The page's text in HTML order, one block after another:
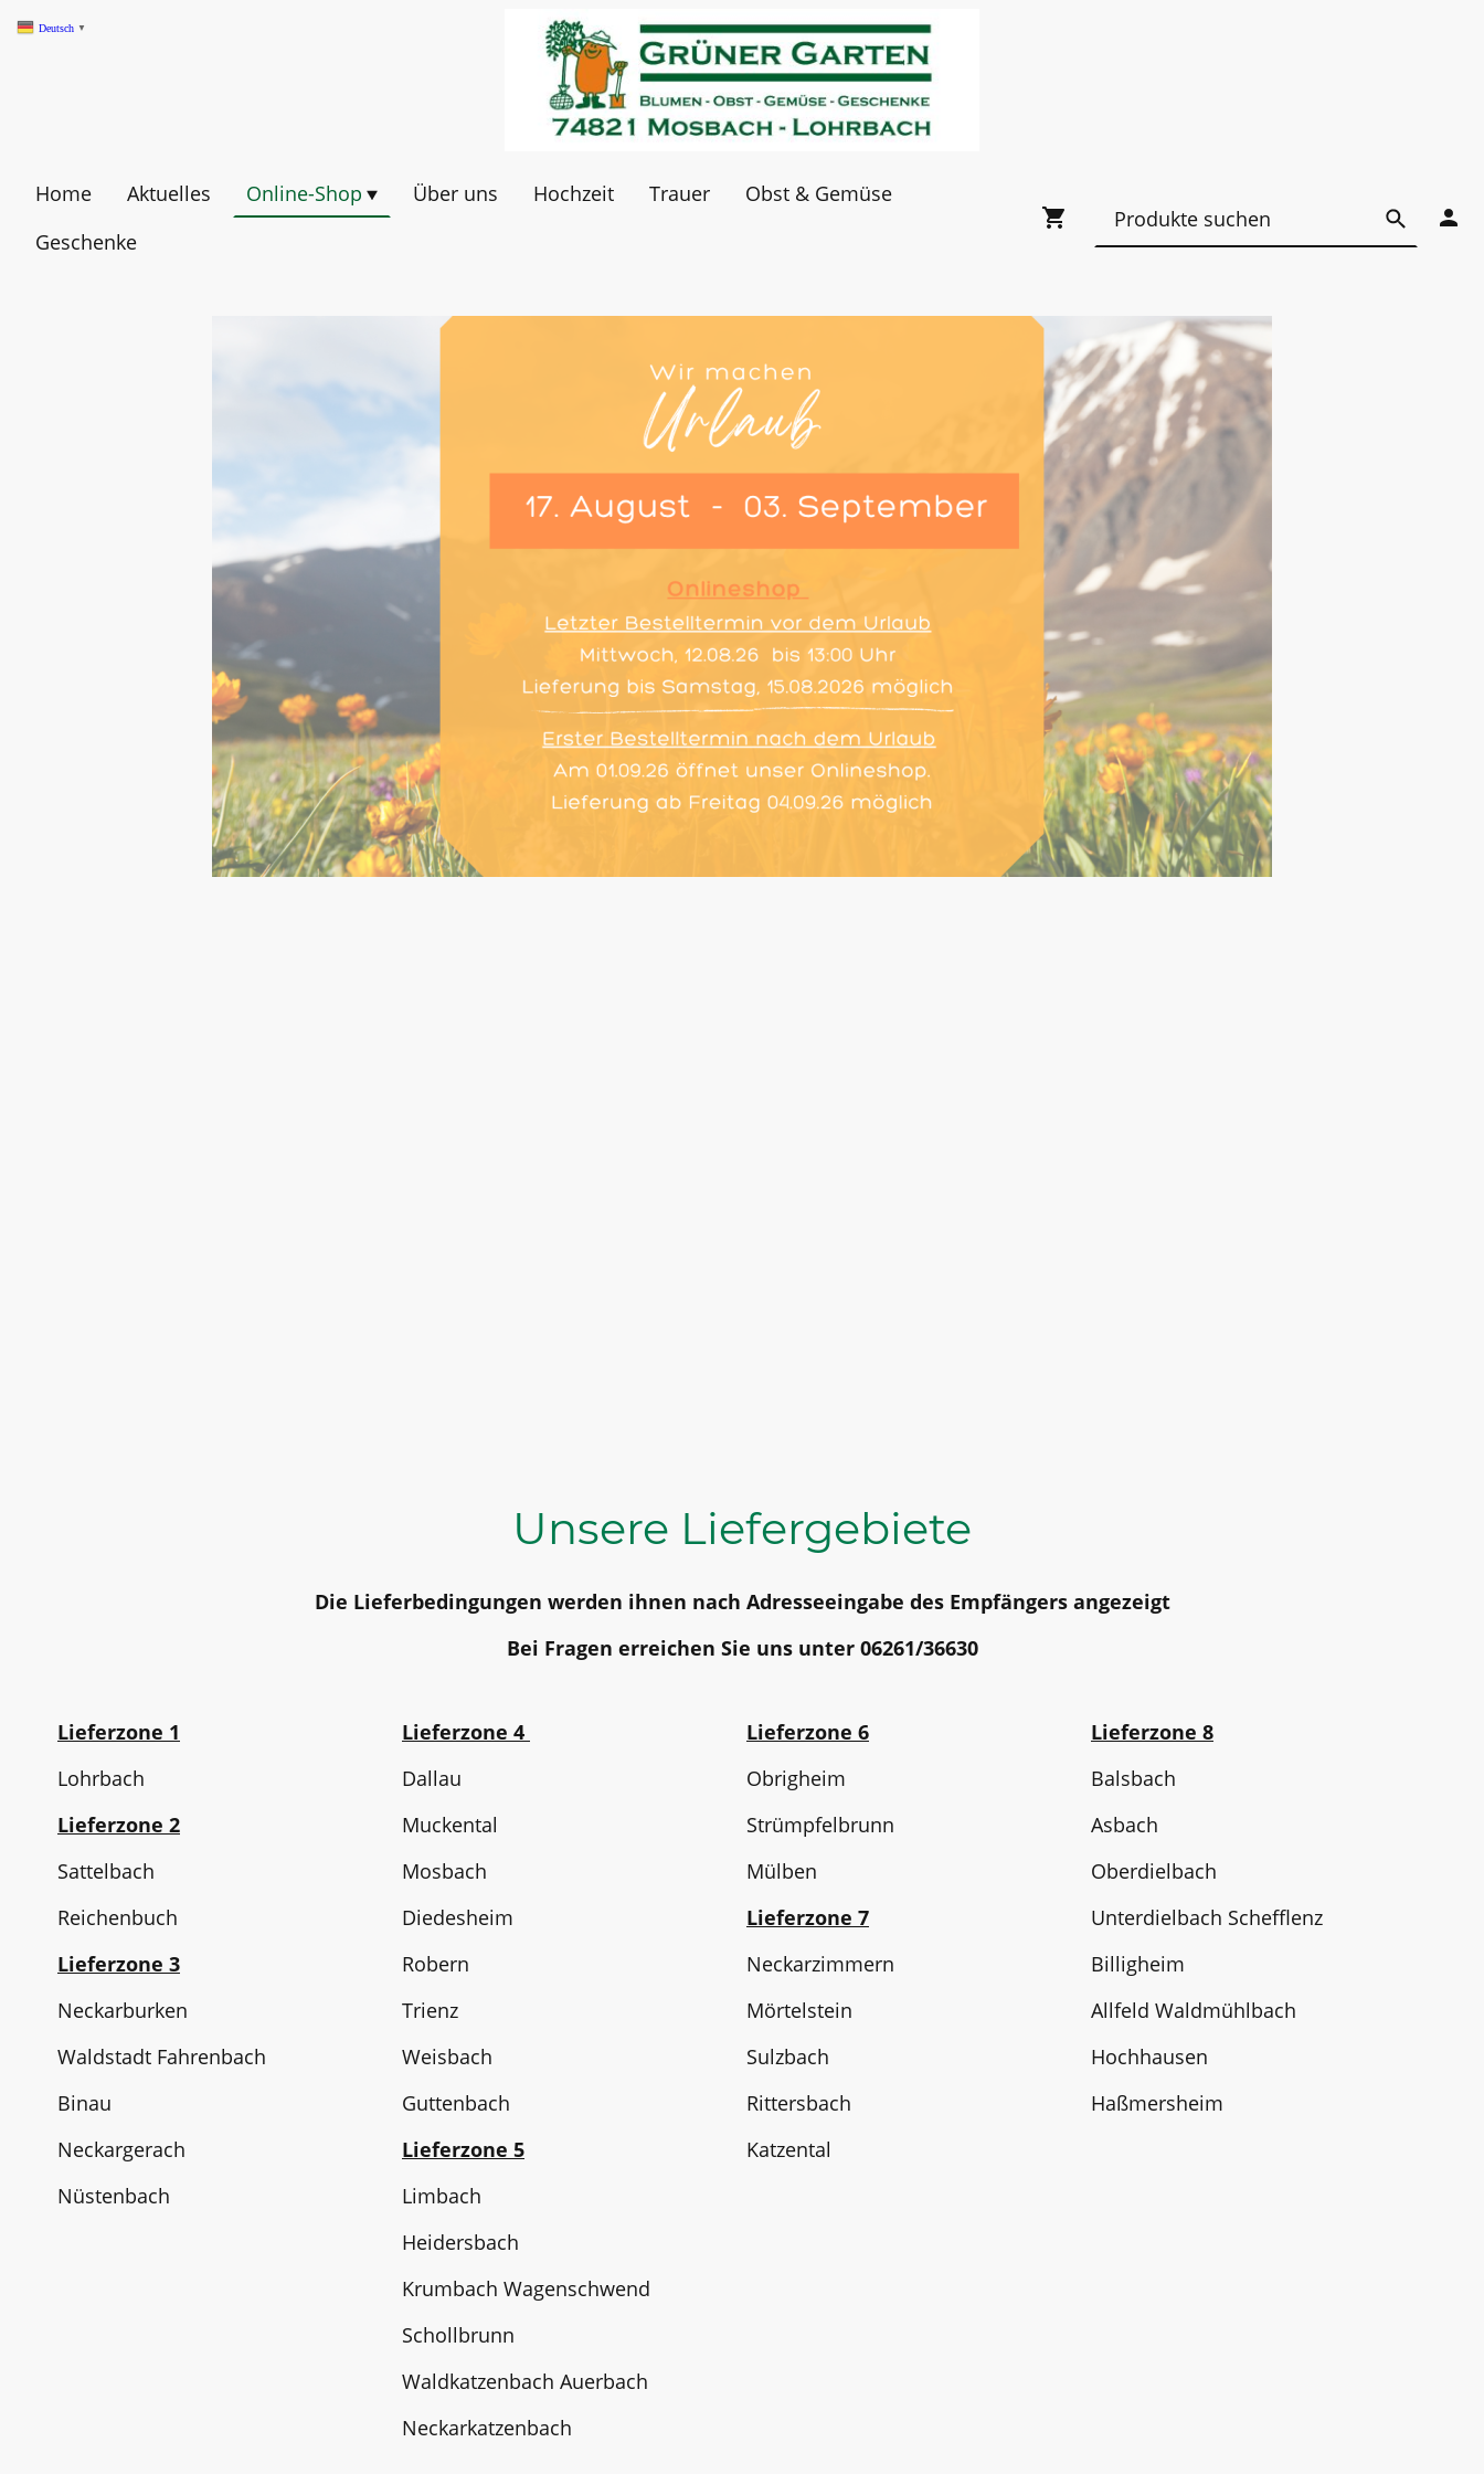
Home Aktuelles Online-Shop Über uns Hochzeit Trauer
Obst & Gemüse
Geschenke
Unsere Liefergebiete
Die Lieferbedingungen werden ihnen nach Adresseeingabe des Empfängers angezeigt
Bei Fragen erreichen Sie uns unter 06261/36630
Lieferzone 1
Lohrbach
Lieferzone 2
Sattelbach
Reichenbuch
Lieferzone 3
Neckarburken
Waldstadt Fahrenbach
Binau
Neckargerach
Nüstenbach
Lieferzone 4
Dallau
Muckental
Mosbach
Diedesheim
Robern
Trienz
Weisbach
Guttenbach
Lieferzone 5
Limbach
Heidersbach
Krumbach Wagenschwend
Schollbrunn
Waldkatzenbach Auerbach
Neckarkatzenbach
Lieferzone 6
Obrigheim
Strümpfelbrunn
Mülben
Lieferzone 7
Neckarzimmern
Mörtelstein
Sulzbach
Rittersbach
Katzental
Lieferzone 8
Balsbach
Asbach
Oberdielbach
Unterdielbach Schefflenz
Billigheim
Allfeld Waldmühlbach
Hochhausen
Haßmersheim
Deutsch ▼